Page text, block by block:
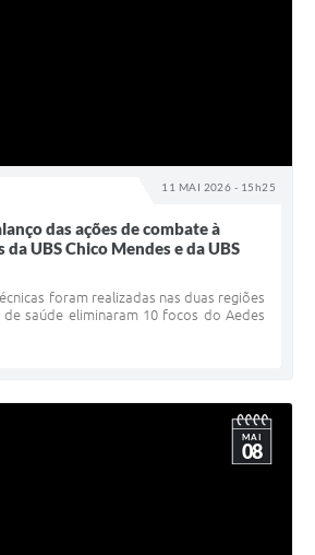
11 MAI 2026 - 15h25
das ações de combate à
da UBS Chico Mendes e da UBS
foram realizadas nas duas regiões
saúde eliminaram 10 focos do Aedes
MAI
08